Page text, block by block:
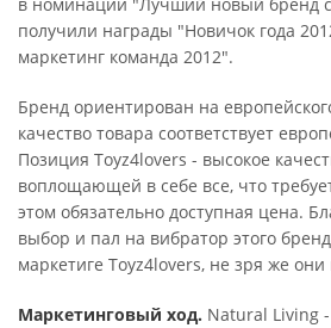
получили награды "Новичок года
маркетинг команда 2012".
Бренд ориентирован на
качество товара соответствует
Позиция Toyz4lovers - высокое
воплощающей в себе все, что
этом обязательно доступная цена.
выбор и пал на вибратор этого
маркетиге Toyz4lovers, не зря же
Маркетинговый ход. Natural Living